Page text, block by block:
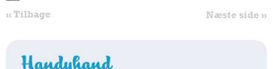
Andet
Indendørs
« Tilbage Næste side »